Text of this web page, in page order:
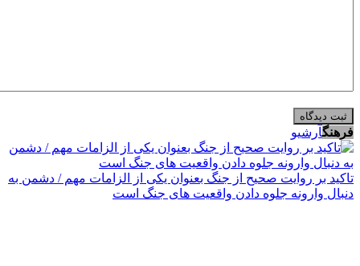
فرهنگآرشیو
تاکید بر روایت صحیح از جنگ بعنوان یکی از الزامات مهم / دشمن به
دنبال وارونه جلوه دادن واقعیت های جنگ است